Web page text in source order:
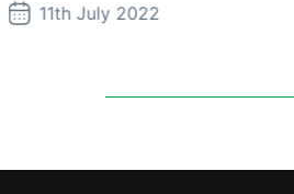
11th July 2022